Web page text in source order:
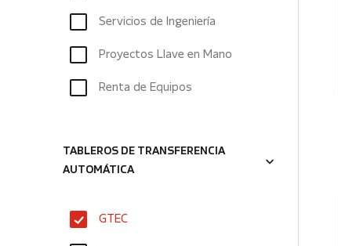
Servicios de Ingeniería
Proyectos Llave en Mano
Renta de Equipos
TABLEROS DE TRANSFERENCIA
AUTOMÁTICA
GTEC